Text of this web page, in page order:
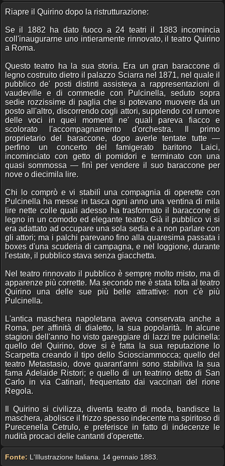
Riapre il Quirino dopo la ristrutturazione:
Se il 1882 ha dato fuoco a 24 teatri il 1883 incomincia
coll'inaugurarne uno intieramente rinnovato, il teatro Quirino
a Roma.
Questo teatro ha la sua storia. Era un gran baraccone di
legno costruito dietro il palazzo Sciarra nel 1871, nel quale il
pubblico de' posti distinti assisteva a rappresentazioni di
vaudeville e di commedie con Pulcinella, seduto sopra
sedie rozzissime di paglia che si potevano muovere da un
posto all'altro, discorrendo cogli attori, supplendo col rumore
delle voci in quei momenti ne' quali pareva fiacco e
scolorato l'accompagnamento d'orchestra. Il primo
proprietario del baraccone, dopo averle tentate tutte —
perfino un concerto del famigerato baritono Laici,
incominciato con getto di pomidori e terminato con una
quasi sommossa — finì per vendere il suo baraccone per
nove o diecimila lire.
Chi lo comprò e vi stabilì una compagnia di operette con
Pulcinella ha messe in tasca ogni anno una ventina di mila
lire nette colle quali adesso ha trasformato il baraccone di
legno in un comodo ed elegante teatro. Già il pubblico vi si
era adattato ad occupare una sola sedia e a non parlare con
gli attori; ma i palchi parevano fino alla quaresima passata i
boxes d'una scuderia di campagna, e nel loggione, durante
l'estate, il pubblico stava senza giacchetta.
Nel teatro rinnovato il pubblico è sempre molto misto, ma di
apparenze più corrette. Ma secondo me è stata tolta al teatro
Quirino una delle sue più belle attrattive: non c'è più
Pulcinella.
L'antica maschera napoletana aveva conservata anche a
Roma, per affinità di dialetto, la sua popolarità. In alcune
stagioni dell'anno ho visto gareggiare di lazzi tre pulcinella:
quello del Quirino, dove si è fatta la sua reputazione lo
Scarpetta creando il tipo dello Sciosciammocca; quello del
teatro Metastasio, dove quarant'anni sono stabiliva la sua
fama Adelaide Ristori; e quello di un teatrino detto di San
Carlo in via Catinari, frequentato dai vaccinari del rione
Regola.
Il Quirino si civilizza, diventa teatro di moda, bandisce la
maschera, abolisce il frizzo spesso indecente ma spiritoso di
Purecenella Cetrulo, e preferisce in fatto di indecenze le
nudità procaci delle cantanti d'operette.
Fonte: L'Illustrazione Italiana. 14 gennaio 1883.